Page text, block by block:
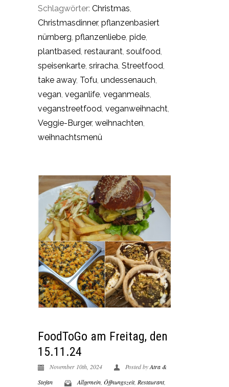
Schlagwörter: Christmas,
Christmasdinner, pflanzenbasiert
nürnberg, pflanzenliebe, pide,
plantbased, restaurant, soulfood,
speisenkarte, sriracha, Streetfood,
take away, Tofu, undessenauch,
vegan, veganlife, veganmeals,
veganstreetfood, veganweihnacht,
Veggie-Burger, weihnachten,
weihnachtsmenü
FoodToGo am Freitag, den
15.11.24
November 10th, 2024 Posted byAtra &
Stefan
Allgemein, Öffnungszeit, Restaurant,